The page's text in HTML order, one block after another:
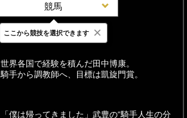
競馬
最新 24時間 週間
世界各国で経験を積んだ田中博康。
騎手から調教師へ、目標は凱旋門賞。
「僕は帰ってきました」武豊の“騎手人生の分
ここから競技を選択できます ×